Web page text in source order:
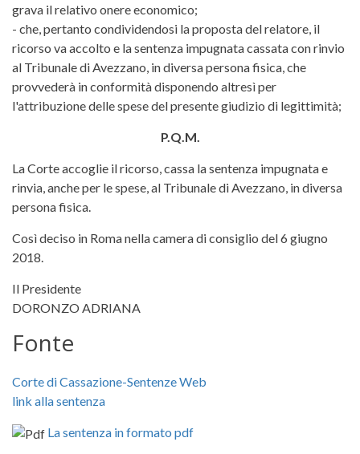
grava il relativo onere economico;
- che, pertanto condividendosi la proposta del relatore, il
ricorso va accolto e la sentenza impugnata cassata con rinvio
al Tribunale di Avezzano, in diversa persona fisica, che
provvederà in conformità disponendo altresì per
l'attribuzione delle spese del presente giudizio di legittimità;
P.Q.M.
La Corte accoglie il ricorso, cassa la sentenza impugnata e
rinvia, anche per le spese, al Tribunale di Avezzano, in diversa
persona fisica.
Così deciso in Roma nella camera di consiglio del 6 giugno
2018.
Il Presidente
DORONZO ADRIANA
Fonte
Corte di Cassazione-Sentenze Web
link alla sentenza
La sentenza in formato pdf